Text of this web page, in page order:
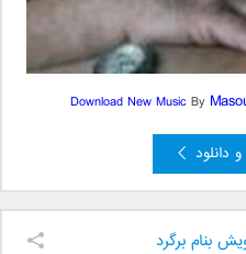
Download New MusicBy
دانلود
بنام برگرد